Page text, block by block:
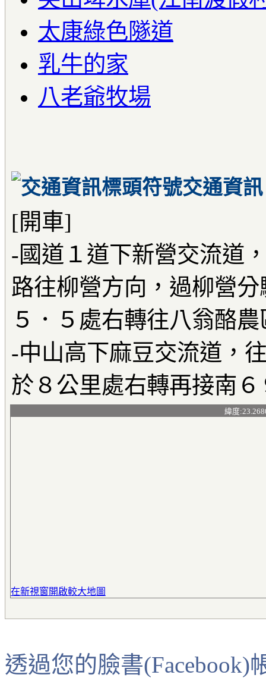
太康綠色隧道
乳牛的家
八老爺牧場
交通資訊
[開車]
-國道１道下新營交流道
路往柳營方向，過柳營
５．５處右轉往八翁酪
-中山高下麻豆交流道，
於８公里處右轉再接南
緯度
在新視窗開啟較大地圖
透過您的臉書